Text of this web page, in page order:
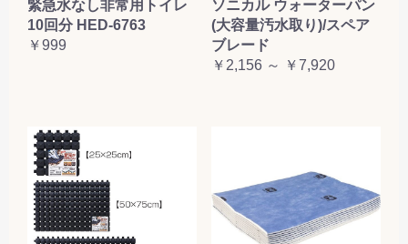
緊急水なし非常用トイレ
10回分 HED-6763
￥999
ソニカル ウォーターパン
(大容量汚水取り)/スペア
ブレード
￥2,156 ～ ￥7,920